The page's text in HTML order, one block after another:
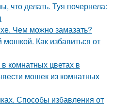
что делать. Туя почернела:
Чем можно замазать?
мошкой. Как избавиться от
комнатных цветах в
мошек из комнатных
Способы избавления от